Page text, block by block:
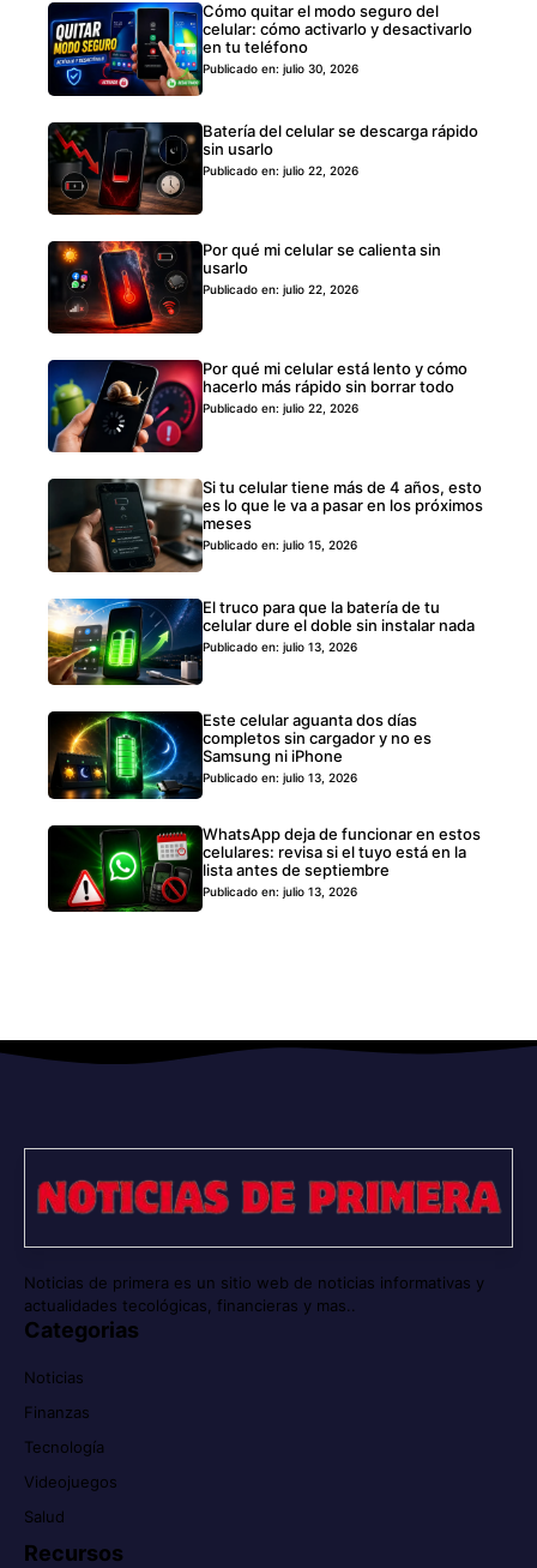
Cómo quitar el modo seguro del
celular: cómo activarlo y desactivarlo
en tu teléfono
Publicado en: julio 30, 2026
Batería del celular se descarga rápido
sin usarlo
Publicado en: julio 22, 2026
Por qué mi celular se calienta sin
usarlo
Publicado en: julio 22, 2026
Por qué mi celular está lento y cómo
hacerlo más rápido sin borrar todo
Publicado en: julio 22, 2026
Si tu celular tiene más de 4 años, esto
es lo que le va a pasar en los próximos
meses
Publicado en: julio 15, 2026
El truco para que la batería de tu
celular dure el doble sin instalar nada
Publicado en: julio 13, 2026
Este celular aguanta dos días
completos sin cargador y no es
Samsung ni iPhone
Publicado en: julio 13, 2026
WhatsApp deja de funcionar en estos
celulares: revisa si el tuyo está en la
lista antes de septiembre
Publicado en: julio 13, 2026
Noticias de primera es un sitio web de noticias informativas y
actualidades tecológicas, financieras y mas..
Categorias
Noticias
Finanzas
Tecnología
Videojuegos
Salud
Recursos